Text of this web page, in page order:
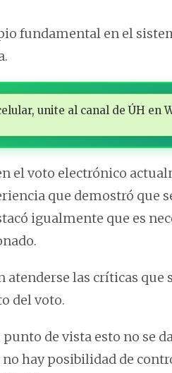
fundamental en el
unite al canal de ÚH en
el voto electrónico
que demostró que
igualmente que es
atenderse las críticas que
del voto.
de vista esto no se
hay posibilidad de